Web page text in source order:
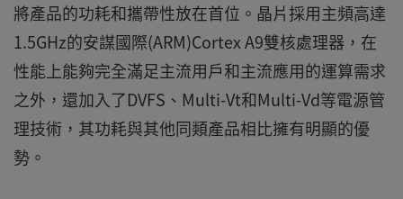
將產品的功耗和攜帶性放在首位。晶片採用主頻高達
1.5GHz的安謀國際(ARM)Cortex A9雙核處理器，在
性能上能夠完全滿足主流用戶和主流應用的運算需求
之外，還加入了DVFS、Multi-Vt和Multi-Vd等電源管
理技術，其功耗與其他同類產品相比擁有明顯的優
勢。